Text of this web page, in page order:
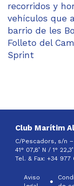
recorridos y
vehículos que
barrio de les
Folleto del
Sprint
Club Marítim
C/Pescadors, s/n
41° 07,8’ N / 1°
Tel. & Fax: +34
Aviso